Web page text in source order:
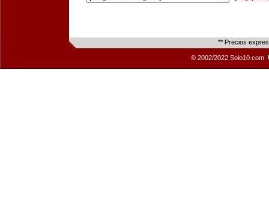
** Precios
© 2002/2022 Solo10.com